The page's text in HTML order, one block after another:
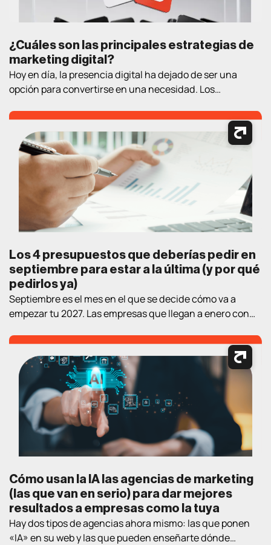
¿Cuáles son las principales estrategias de
marketing digital?
Hoy en día, la presencia digital ha dejado de ser una
opción para convertirse en una necesidad. Los
buscando información, comparando productos, leyendo
opiniones y tomando decisiones de compra. En este
contexto, contar con estrategias de marketing digital
bien definidas es fundamental para atraer clientes,
generar oportunidades […]
Los 4 presupuestos que deberías pedir en
septiembre para estar a la última (y por qué
pedirlos ya)
Septiembre es el mes en el que se decide cómo va a
empezar tu 2027. Las empresas que llegan a enero con
ventaja sobre las que empiezan a «mirar opciones» en el
nuevo año. Así que aquí va un ejercicio práctico de
lectura de verano: los cuatro […]
Cómo usan la IA las agencias de marketing
(las que van en serio) para dar mejores
resultados a empresas como la tuya
Hay dos tipos de agencias ahora mismo: las que ponen
«IA» en su web y las que pueden enseñarte dónde